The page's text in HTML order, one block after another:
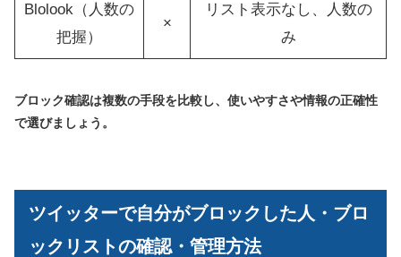
Blolook（人数の
把握）
×
リスト表示なし、人数の
み
ブロック確認は複数の手段を比較し、使いやすさや情報の正確性
で選びましょう。
ツイッターで自分がブロックした人・ブロ
ックリストの確認・管理方法